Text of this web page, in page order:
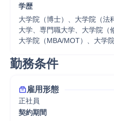
学歴
大学院（博士）、大学院（法
大学、専門職大学、大学院（
大学院（MBA/MOT）、大学
勤務条件
雇用形態
正社員
契約期間